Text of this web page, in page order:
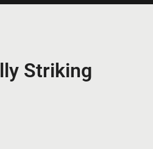
Striking